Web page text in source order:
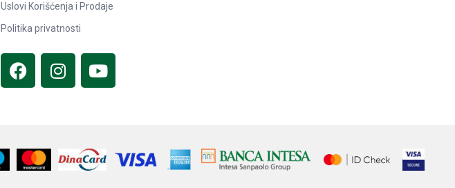
Uslovi Korišćenja i Prodaje
Politika privatnosti